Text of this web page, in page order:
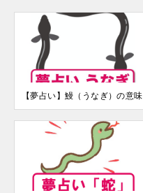
【夢占い】鰻（うなぎ）の意味